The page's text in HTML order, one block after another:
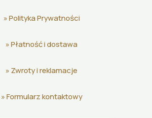
»Polityka Prywatności
»Płatność i dostawa
» Zwroty i reklamacje
»Formularz kontaktowy